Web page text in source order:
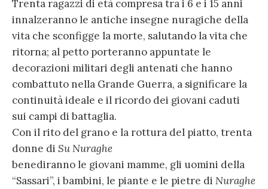
Trenta ragazzi di età compresa tra i 6 e i 15 anni
innalzeranno le antiche insegne nuragiche della
vita che sconfigge la morte, salutando la vita che
ritorna; al petto porteranno appuntate le
decorazioni militari degli antenati che hanno
combattuto nella Grande Guerra, a significare la
continuità ideale e il ricordo dei giovani caduti
sui campi di battaglia.
Con il rito del grano e la rottura del piatto, trenta
donne di Su Nuraghe
benediranno le giovani mamme, gli uomini della
“Sassari”, i bambini, le piante e le pietre di Nuraghe